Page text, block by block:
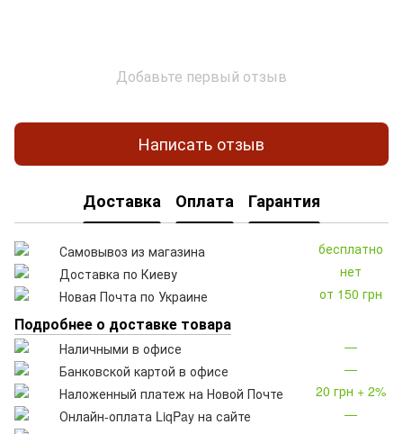
Добавьте первый отзыв
Написать отзыв
Доставка Оплата Гарантия
Самовывоз из магазина
бесплатно
Доставка по Киеву
нет
Новая Почта по Украине
от 150 грн
Подробнее о доставке товара
Наличными в офисе
—
Банковской картой в офисе
—
Наложенный платеж на Новой Почте
20 грн + 2%
Онлайн-оплата LiqPay на сайте
—